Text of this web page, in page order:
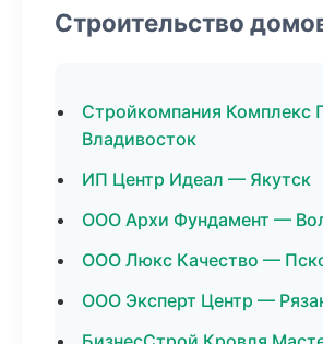
Строительство
Стройкомпания
Владивосток
ИП Центр Идеал — Якутск
ООО Архи Фундамент —
ООО Люкс Качество —
ООО Эксперт Центр —